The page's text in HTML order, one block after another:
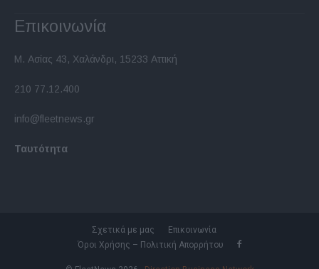
Επικοινωνία
Μ. Ασίας 43, Χαλάνδρι, 15233 Αττική
210 77.12.400
info@fleetnews.gr
Ταυτότητα
Σχετικά με μας
Επικοινωνία
Όροι Χρήσης – Πολιτική Απορρήτου